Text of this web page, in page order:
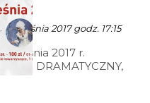
Września 2017 godz. 17:15
września 2017 r.
DRAMATYCZNY,